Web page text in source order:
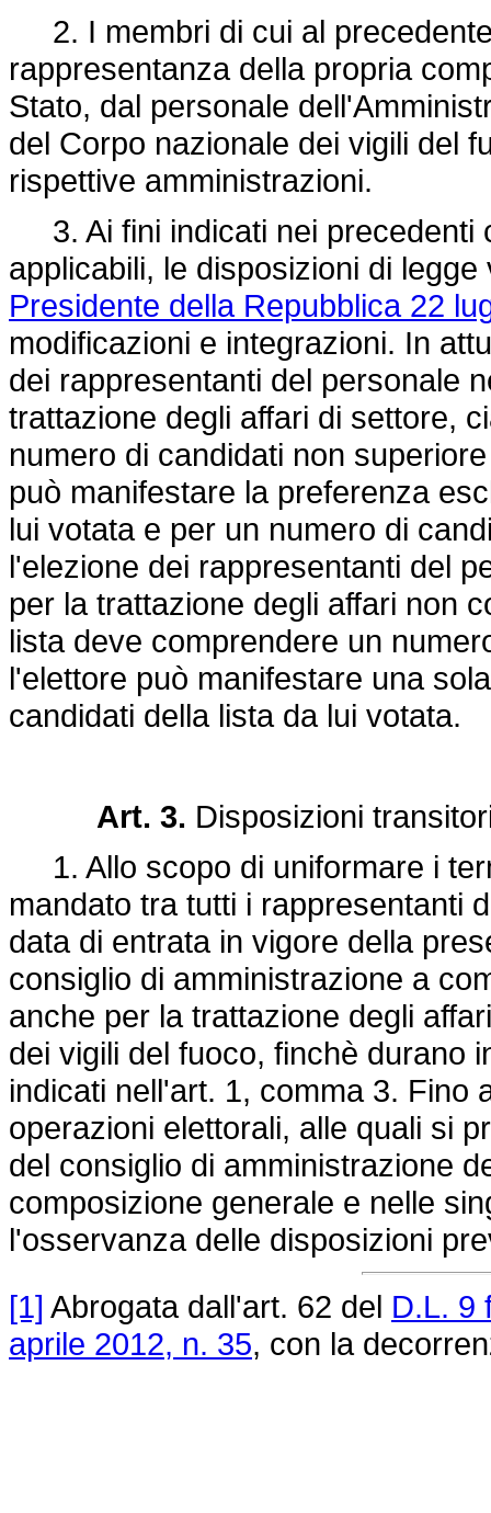
2. I membri di cui al
rappresentanza della propria
Stato, dal personale
del Corpo nazionale dei vigili del
rispettive amministrazioni.
3. Ai fini indicati nei precedenti
applicabili, le disposizioni di
Presidente della Repubblica 22
modificazioni e integrazioni. In
dei rappresentanti del personale
trattazione degli affari di settore,
numero di candidati non
può manifestare la preferenza
lui votata e per un numero di
l'elezione dei rappresentanti del
per la trattazione degli affari non
lista deve comprendere un
l'elettore può manifestare una
candidati della lista da lui votata.
Art. 3. Disposizioni
1. Allo scopo di uniformare i
mandato tra tutti i rappresentanti
data di entrata in vigore della
consiglio di amministrazione a
anche per la trattazione degli
dei vigili del fuoco, finchè durano
indicati nell'art. 1, comma 3. Fino
operazioni elettorali, alle quali si
del consiglio di amministrazione
composizione generale e nelle
l'osservanza delle disposizioni
[1] Abrogata dall'art. 62 del D.L. 9
aprile 2012, n. 35, con la